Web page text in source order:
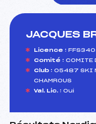
JACQUES
Licence :
Comité : COMITE
Club : 05487 SKI
CHAMROUS
Val. Lic. : Oui